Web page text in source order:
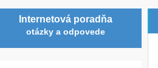
Internetová poradňa
otázky a odpovede